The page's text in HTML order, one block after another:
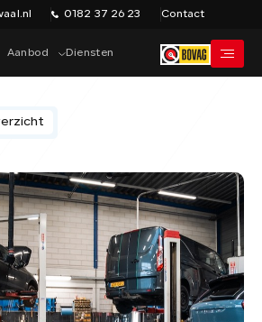
0182 37 26 23 Contact
Aanbod Diensten